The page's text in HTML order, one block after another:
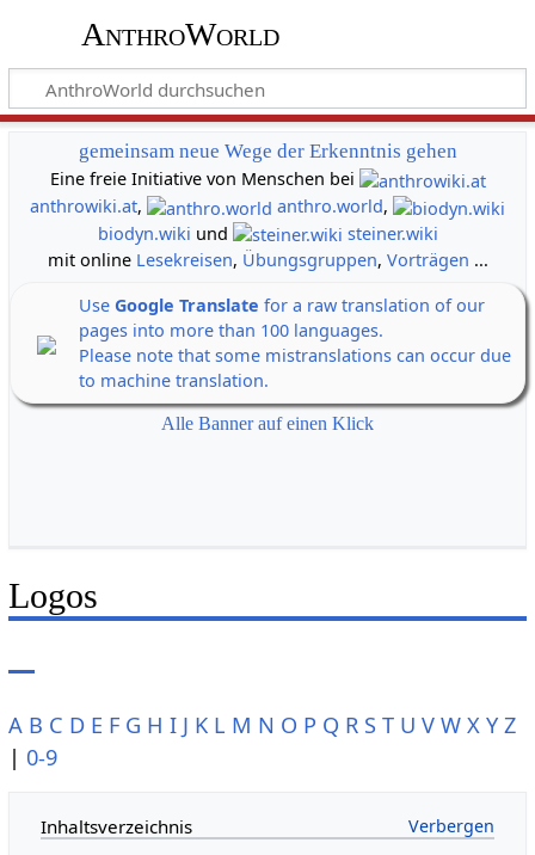
AnthroWorld
gemeinsam neue Wege der Erkenntnis gehen
Eine freie Initiative von Menschen bei
anthrowiki.at, anthro.world,
biodyn.wiki und
steiner.wiki
mit online Lesekreisen, Übungsgruppen, Vorträgen ...
Use Google Translate for a raw translation of our
pages into more than 100 languages.
Please note that some mistranslations can occur due
to machine translation.
Alle Banner auf einen Klick
Logos
A B C D E F G H I J K L M N O P Q R S T U V W X Y Z
| 0-9
Inhaltsverzeichnis